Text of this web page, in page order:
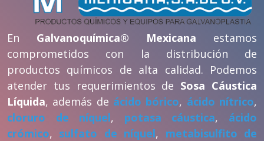
En Galvanoquímica® Mexicana estamos
comprometidos con la distribución de
productos químicos de alta calidad. Podemos
atender tus requerimientos de Sosa Cáustica
Líquida, además de ácido bórico, ácido nítrico,
cloruro de níquel, potasa cáustica, ácido
crómico, sulfato de níquel, metabisulfito de